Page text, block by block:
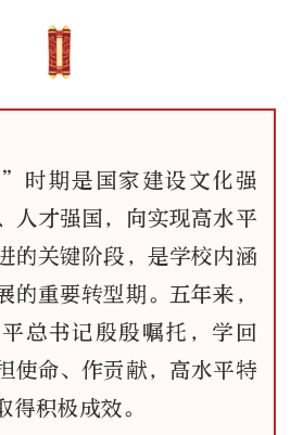
时期是国家建设文化强
人才强国，向实现高水平
的关键阶段，是学校内涵
的重要转型期。五年来，
总书记殷殷嘱托，学回
使命、作贡献，高水平特
得积极成效。